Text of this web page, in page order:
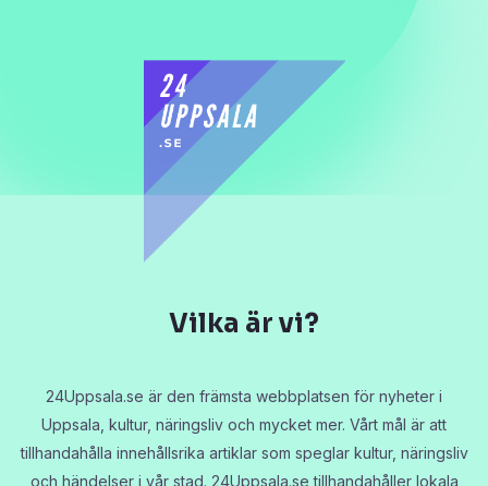
Vilka är vi?
24Uppsala.se är den främsta webbplatsen för nyheter i
Uppsala, kultur, näringsliv och mycket mer. Vårt mål är att
tillhandahålla innehållsrika artiklar som speglar kultur, näringsliv
och händelser i vår stad. 24Uppsala.se tillhandahåller lokala